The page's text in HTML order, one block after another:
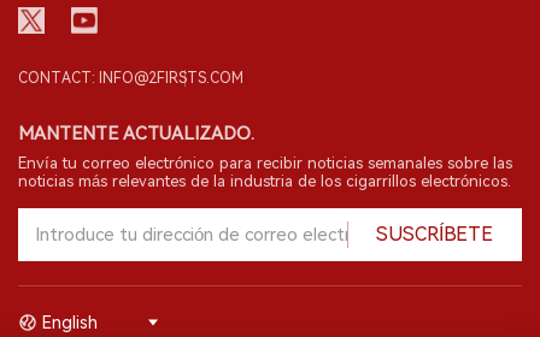
CONTACT: INFO@2FIRSTS.COM
MANTENTE ACTUALIZADO.
Envía tu correo electrónico para recibir noticias semanales sobre las
noticias más relevantes de la industria de los cigarrillos electrónicos.
SUSCRÍBETE
English